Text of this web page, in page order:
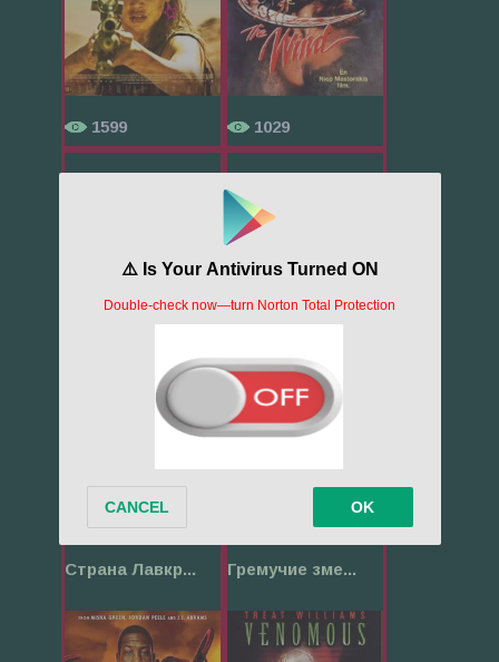
1599 1029
Медиум
Страна Лавкр... Гремучие зме...